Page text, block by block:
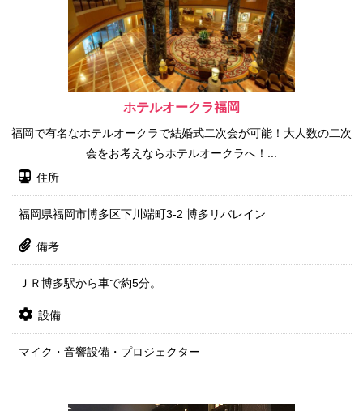
ホテルオークラ福岡
福岡で有名なホテルオークラで結婚式二次会が可能！大人数の二次
会をお考えならホテルオークラへ！...
住所
福岡県福岡市博多区下川端町3-2 博多リバレイン
備考
ＪＲ博多駅から車で約5分。
設備
マイク・音響設備・プロジェクター